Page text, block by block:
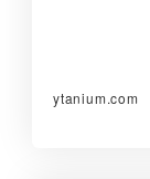
ytanium.com